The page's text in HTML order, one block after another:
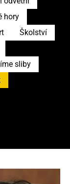
hory
Školství
sliby